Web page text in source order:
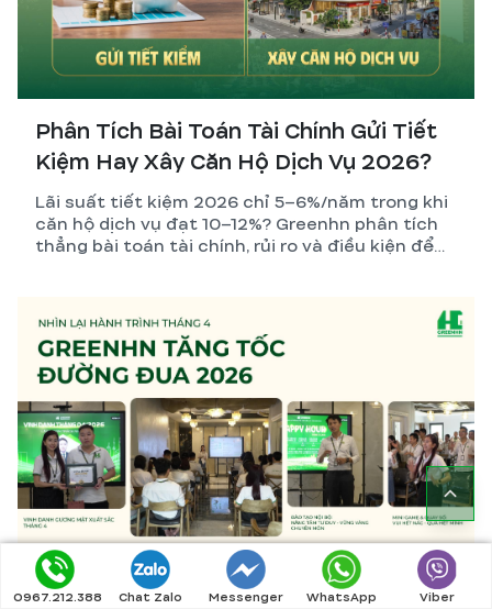
Phân Tích Bài Toán Tài Chính Gửi Tiết
Kiệm Hay Xây Căn Hộ Dịch Vụ 2026?
Lãi suất tiết kiệm 2026 chỉ 5–6%/năm trong khi
căn hộ dịch vụ đạt 10–12%? Greenhn phân tích
thẳng bài toán tài chính, rủi ro và điều kiện để
0967.212.388 Chat Zalo Messenger WhatsApp Viber